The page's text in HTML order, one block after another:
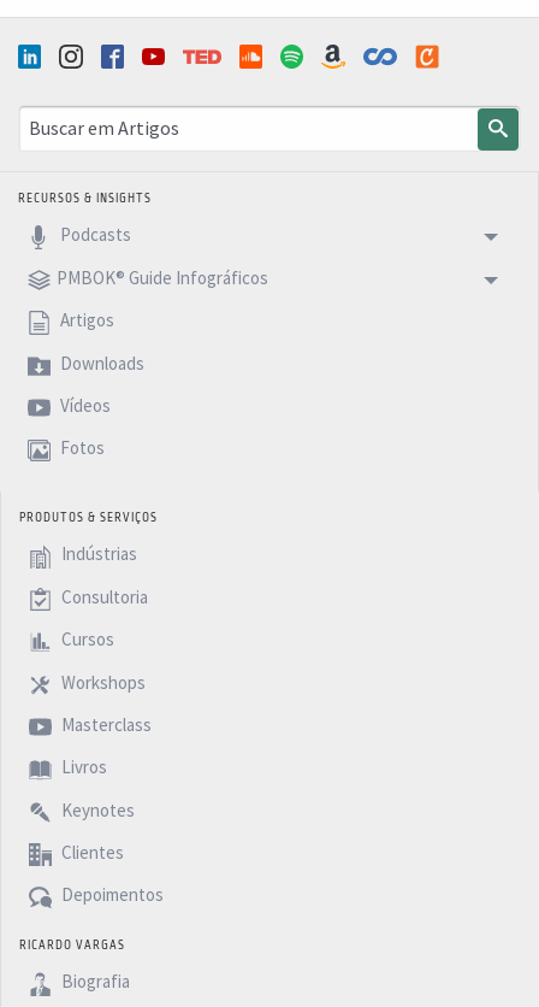
RECURSOS & INSIGHTS
Podcasts
PMBOK® Guide Infográficos
Artigos
Downloads
Vídeos
Fotos
PRODUTOS & SERVIÇOS
Indústrias
Consultoria
Cursos
Workshops
Masterclass
Livros
Keynotes
Clientes
Depoimentos
RICARDO VARGAS
Biografia